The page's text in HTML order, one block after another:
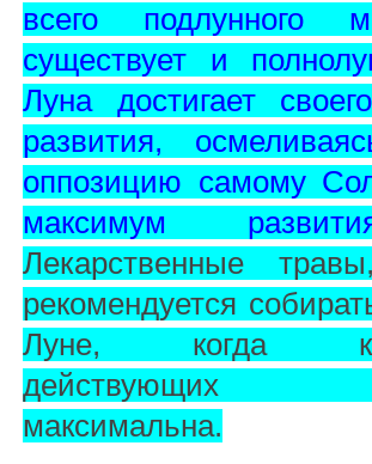
всего подлунного
существует и
Луна достигает
развития,
оппозицию самому
максимум
Лекарственные
рекомендуется
Луне, когда
действующих
максимальна.